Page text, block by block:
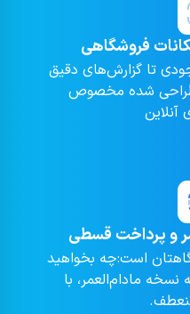
فروشگاهی
تا گزارش‌های دقیق
طراحی شده مخصوص
آنلاین
و پرداخت قسطی
است:چه بخواهید
مادام‌العمر، با